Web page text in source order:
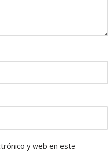
y web en este